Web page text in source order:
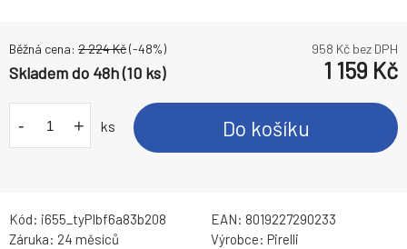
Běžná cena: 2 224Kč(-48%) 958 Kč bez DPH
Skladem do 48h (10 ks) 1 159 Kč
- + ks Do košíku
Kód: i655_tyPIbf6a83b208 EAN: 8019227290233
Záruka: 24 měsíců Výrobce: Pirelli